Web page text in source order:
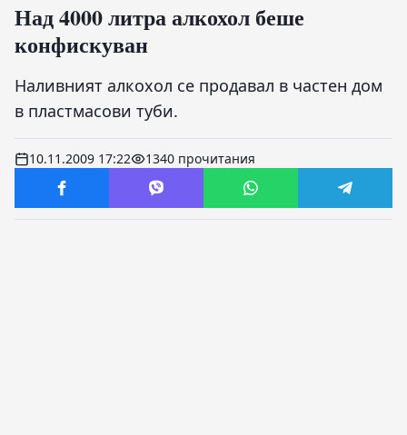
Над 4000 литра алкохол беше
конфискуван
Наливният алкохол се продавал в частен дом
в пластмасови туби.
10.11.2009 17:22 1340 прочитания